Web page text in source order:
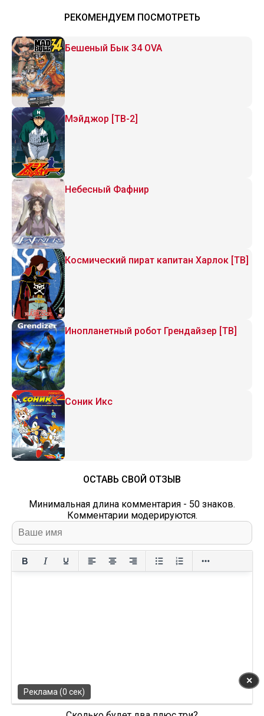
РЕКОМЕНДУЕМ ПОСМОТРЕТЬ
Бешеный Бык 34 OVA
Мэйджор [ТВ-2]
Небесный Фафнир
Космический пират капитан Харлок [ТВ]
Инопланетный робот Грендайзер [ТВ]
Соник Икс
ОСТАВЬ СВОЙ ОТЗЫВ
Минимальная длина комментария - 50 знаков.
Комментарии модерируются.
✕
Реклама (0 сек)